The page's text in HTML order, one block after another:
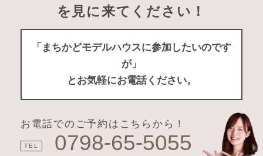
を見に来てください！
「まちかどモデルハウスに参加したいのです
が」
とお気軽にお電話ください。
お電話でのご予約はこちらから！
TEL 0798-65-5055